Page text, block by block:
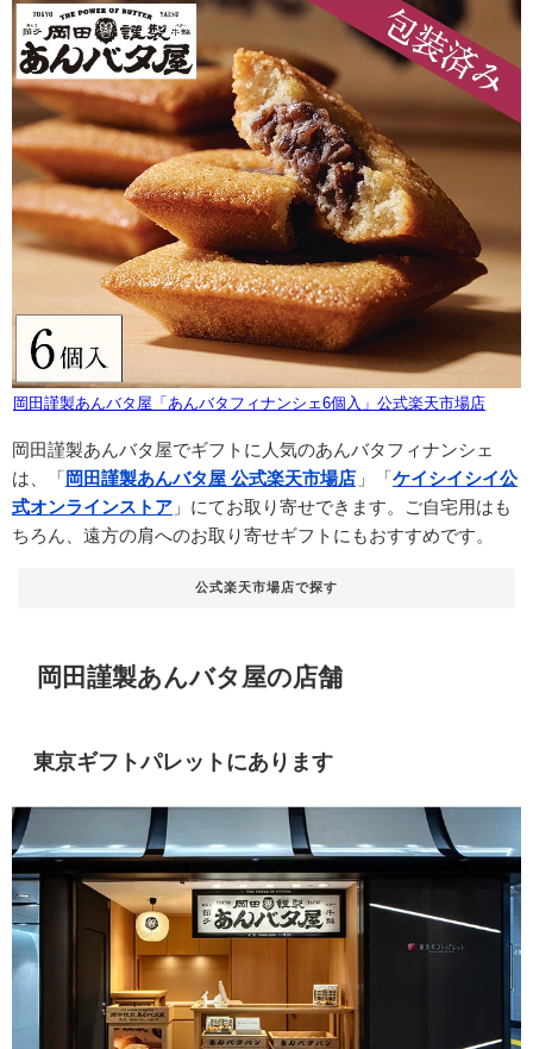
岡田謹製あんバタ屋「あんバタフィナンシェ6個入」公式楽天市場店
岡田謹製あんバタ屋でギフトに人気のあんバタフィナンシェ
は、「 岡田謹製あんバタ屋 公式楽天市場店 」「ケイシイシイ公
式オンラインストア 」にてお取り寄せできます。ご自宅用はも
ちろん、遠方の肩へのお取り寄せギフトにもおすすめです。
公式楽天市場店で探す
岡田謹製あんバタ屋の店舗
東京ギフトパレットにあります